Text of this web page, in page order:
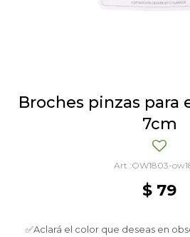
Broches pinzas para
7cm
OW1803-
$ 79
✅Aclará el color que deseas en